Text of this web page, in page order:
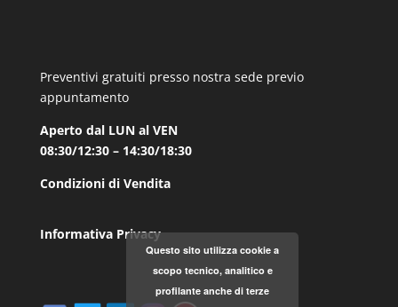
Preventivi gratuiti presso nostra sede previo
appuntamento
Aperto dal LUN al VEN
08:30/12:30 – 14:30/18:30
Condizioni di Vendita
Informativa Privacy
Questo sito utilizza cookie a
scopo tecnico, analitico e
profilante anche di terze